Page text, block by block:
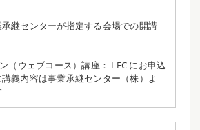
継センターが指定する会場での開講
（ウェブコース）講座： LEC にお申込
義内容は事業承継センター（株）よ